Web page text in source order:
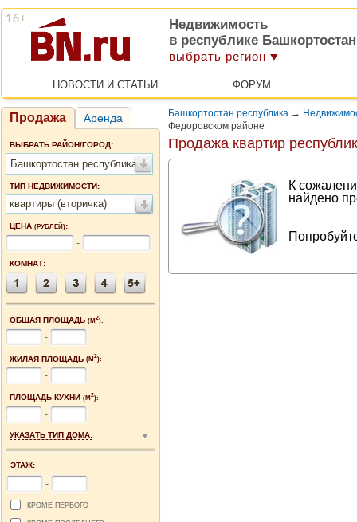
Недвижимость
в республике Башкортостан
выбрать регион
НОВОСТИ И СТАТЬИ ФОРУМ
Продажа Аренда
ВЫБРАТЬ РАЙОН/ГОРОД:
Башкортостан республика
ТИП НЕДВИЖИМОСТИ:
квартиры (вторичка)
ЦЕНА (РУБЛЕЙ):
-
КОМНАТ:
ОБЩАЯ ПЛОЩАДЬ (М2):
-
ЖИЛАЯ ПЛОЩАДЬ (М2):
-
ПЛОЩАДЬ КУХНИ (М2):
-
УКАЗАТЬ ТИП ДОМА:
ЭТАЖ:
-
КРОМЕ ПЕРВОГО
Башкортостан республика →
Федоровском районе
Продажа квартир
К
найдено